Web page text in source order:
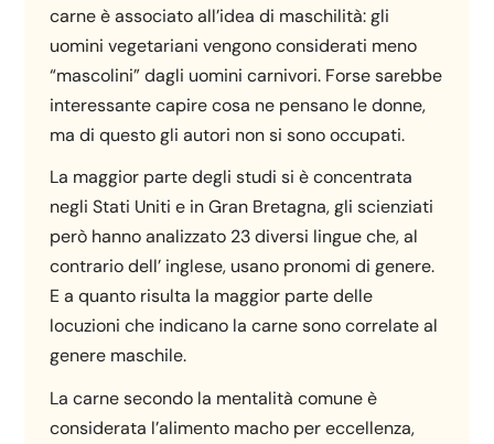
carne è associato all’idea di maschilità: gli
uomini vegetariani vengono considerati meno
“mascolini” dagli uomini carnivori. Forse sarebbe
interessante capire cosa ne pensano le donne,
ma di questo gli autori non si sono occupati.
La maggior parte degli studi si è concentrata
negli Stati Uniti e in Gran Bretagna, gli scienziati
però hanno analizzato 23 diversi lingue che, al
contrario dell’ inglese, usano pronomi di genere.
E a quanto risulta la maggior parte delle
locuzioni che indicano la carne sono correlate al
genere maschile.
La carne secondo la mentalità comune è
considerata l’alimento macho per eccellenza,